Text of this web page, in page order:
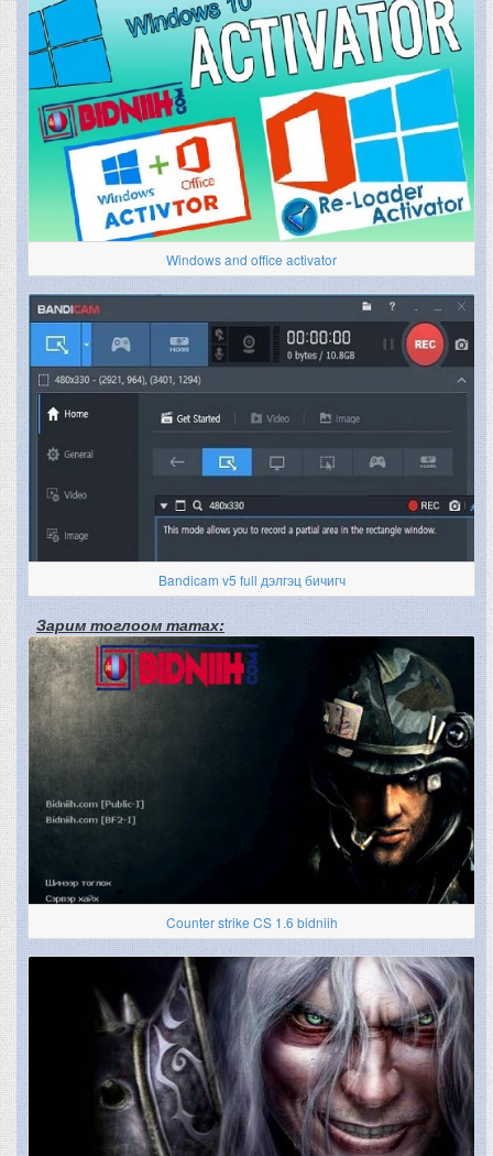
Windows and office activator
Bandicam v5 full дэлгэц бичигч
Зарим тоглоом татах:
Counter strike CS 1.6 bidniih